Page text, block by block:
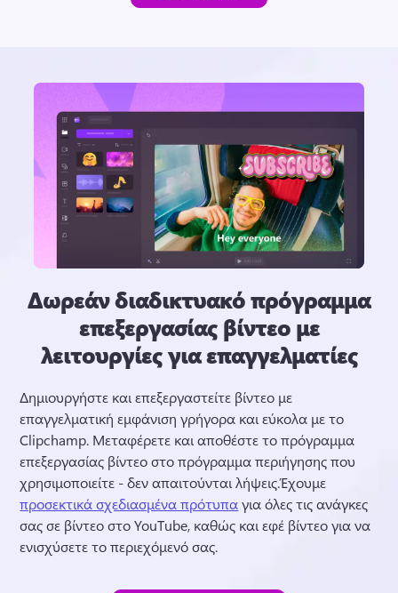
Δωρεάν διαδικτυακό πρόγραμμα
επεξεργασίας βίντεο με
λειτουργίες για επαγγελματίες
Δημιουργήστε και επεξεργαστείτε βίντεο με
επαγγελματική εμφάνιση γρήγορα και εύκολα με το
Clipchamp. Μεταφέρετε και αποθέστε το πρόγραμμα
επεξεργασίας βίντεο στο πρόγραμμα περιήγησης που
χρησιμοποιείτε - δεν απαιτούνται λήψεις.Έχουμε
προσεκτικά σχεδιασμένα πρότυπα για όλες τις ανάγκες
σας σε βίντεο στο YouTube, καθώς και εφέ βίντεο για να
ενισχύσετε το περιεχόμενό σας.